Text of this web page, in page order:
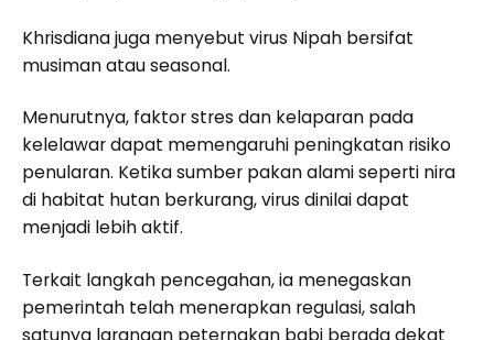
Khrisdiana juga menyebut virus Nipah bersifat
musiman atau seasonal.
Menurutnya, faktor stres dan kelaparan pada
kelelawar dapat memengaruhi peningkatan risiko
penularan. Ketika sumber pakan alami seperti nira
di habitat hutan berkurang, virus dinilai dapat
menjadi lebih aktif.
Terkait langkah pencegahan, ia menegaskan
pemerintah telah menerapkan regulasi, salah
satunya larangan peternakan babi berada dekat